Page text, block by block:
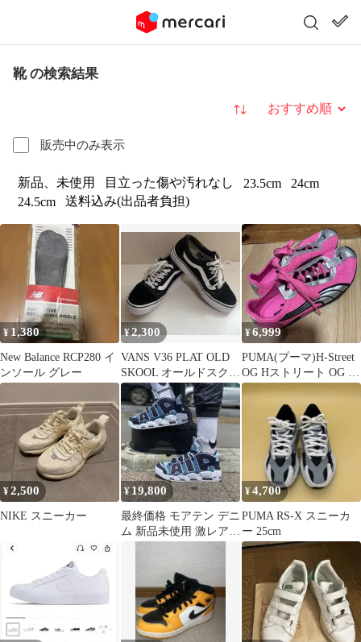
靴 の検索結果
販売中のみ表示
並び替え
新品、未使用 目立った傷や汚れなし 23.5cm
24cm
24.5cm
送料込み(出品者負担)
¥ 1,380
New Balance RCP280 イ
ンソール グレー
¥2,300
VANS V36 PLAT OLD
SKOOL オールドスクー
ル スニーカー
¥6,999
PUMA(プーマ)H-Street
OG Hストリート OG 細
身レディース
¥2,500
NIKE スニーカー
¥19,800
最終価格 モアテン デニ
ム 新品未使用 激レアで
¥4,700
PUMA RS-X スニーカ
ー 25cm